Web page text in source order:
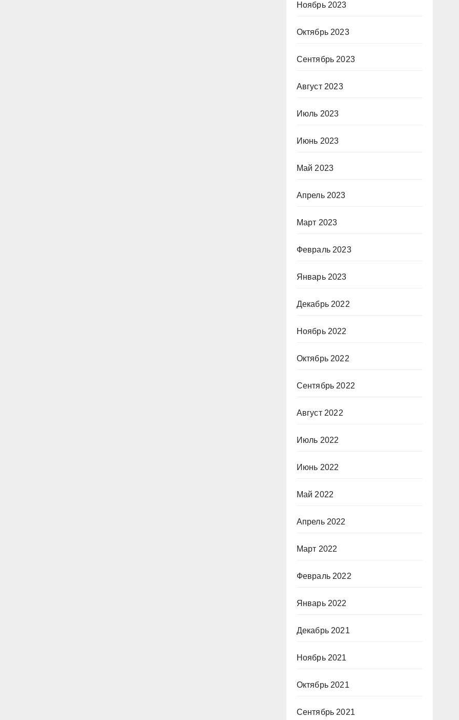
Ноябрь 2023
Октябрь 2023
Сентябрь 2023
Август 2023
Июль 2023
Июнь 2023
Май 2023
Апрель 2023
Март 2023
Февраль 2023
Январь 2023
Декабрь 2022
Ноябрь 2022
Октябрь 2022
Сентябрь 2022
Август 2022
Июль 2022
Июнь 2022
Май 2022
Апрель 2022
Март 2022
Февраль 2022
Январь 2022
Декабрь 2021
Ноябрь 2021
Октябрь 2021
Сентябрь 2021